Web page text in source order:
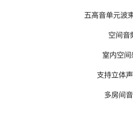
五高音单元波
空间音
室内空间
支持立体
多房间